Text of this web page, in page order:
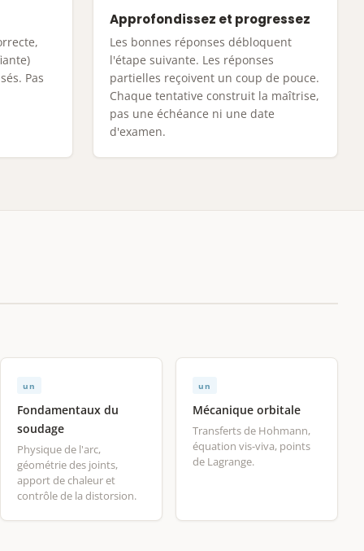
Pas
Approfondissez et progressez
Les bonnes réponses débloquent
l'étape suivante. Les réponses
partielles reçoivent un coup de pouce.
Chaque tentative construit la maîtrise,
pas une échéance ni une date
d'examen.
un
Fondamentaux du
soudage
Physique de l'arc,
géométrie des joints,
apport de chaleur et
contrôle de la distorsion.
un
Mécanique orbitale
Transferts de Hohmann,
équation vis-viva, points
de Lagrange.